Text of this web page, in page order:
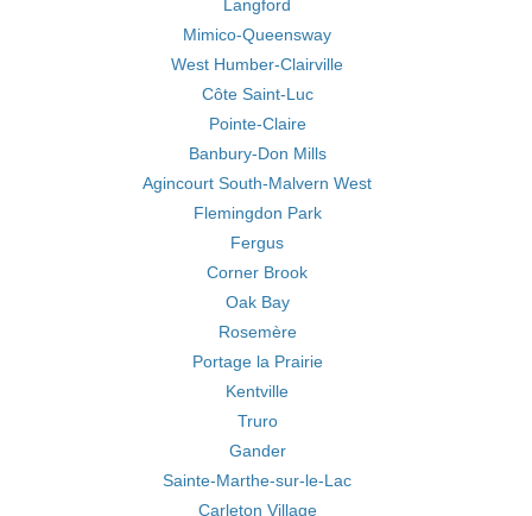
Langford
Mimico-Queensway
West Humber-Clairville
Côte Saint-Luc
Pointe-Claire
Banbury-Don Mills
Agincourt South-Malvern West
Flemingdon Park
Fergus
Corner Brook
Oak Bay
Rosemère
Portage la Prairie
Kentville
Truro
Gander
Sainte-Marthe-sur-le-Lac
Carleton Village